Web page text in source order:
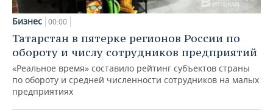
Бизнес 00:00
Татарстан в пятерке регионов России по
обороту и числу сотрудников предприятий
«Реальное время» составило рейтинг субъектов страны
по обороту и средней численности сотрудников на малых
предприятиях